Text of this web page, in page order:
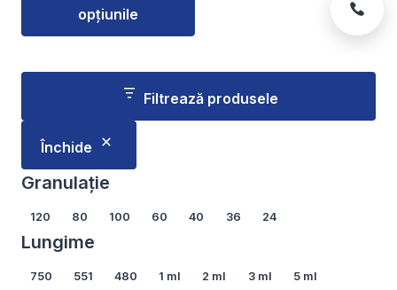
opțiunile
produs
multe
variații.
Opțiunile
alese
în
Filtrează produsele
Închide
Granulație
Granulație
120 80 100 60 40 36 24
Lungime
Lungime
750 551 480 1 ml 2 ml 3 ml
5 ml